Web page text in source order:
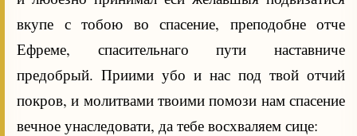
вкупе с тобою во спасение, преподобне отче
Ефреме, спасительнаго пути наставниче
предобрый. Приими убо и нас под твой отчий
покров, и молитвами твоими помози нам спасение
вечное унаследовати, да тебе восхваляем сице: